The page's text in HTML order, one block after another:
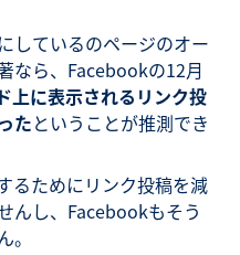
しているのページのオー
なら、Facebookの12月
上に表示されるリンク投
たということが推測でき
るためにリンク投稿を減
んし、Facebookもそう